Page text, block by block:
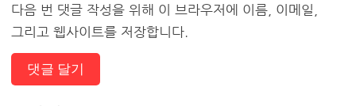
다음 번 댓글 작성을 위해 이 브라우저에 이름, 이메일,
그리고 웹사이트를 저장합니다.